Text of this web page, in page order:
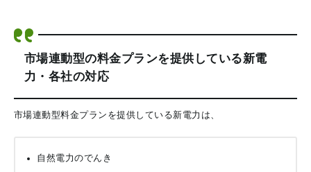
市場連動型の料金プランを提供している新電
力・各社の対応
市場連動型料金プランを提供している新電力は、
自然電力のでんき